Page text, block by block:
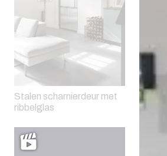
Stalen scharnierdeur met
ribbelglas